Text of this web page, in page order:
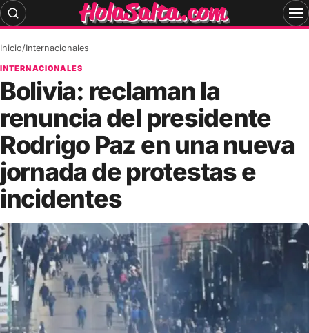
Skip
to
Inicio/Internacionales
INTERNACIONALES
Bolivia: reclaman la
renuncia del presidente
Rodrigo Paz en una nueva
jornada de protestas e
incidentes